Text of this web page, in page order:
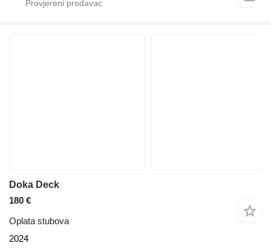
Doka Deck
180 €
Oplata stubova
2024